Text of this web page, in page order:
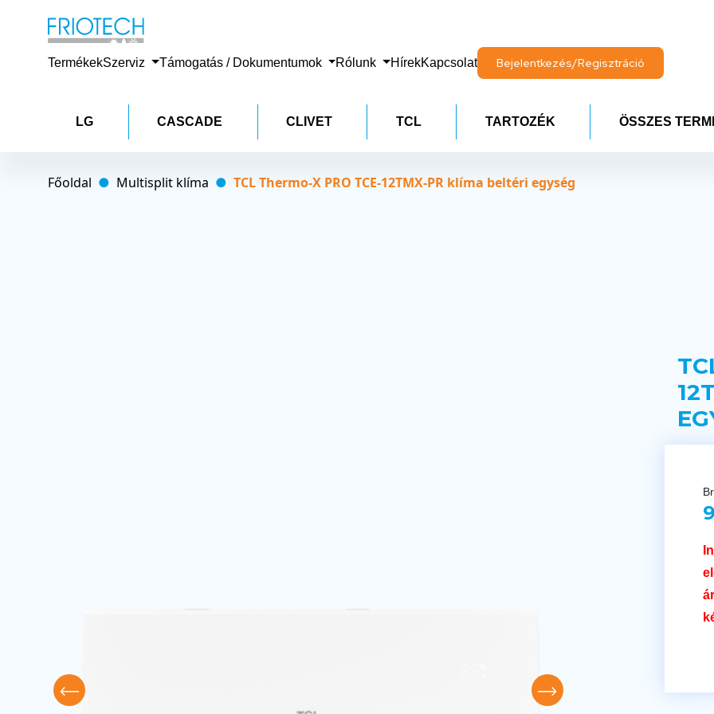
TermékekSzerviz Támogatás / Dokumentumok Rólunk HírekKapcsolat Bejelentkezés/Regisztráció
LG CASCADE CLIVET TCL TARTOZÉK ÖSSZES
Főoldal Multisplit klíma TCL Thermo-X PRO TCE-12TMX-PR klíma beltéri egység